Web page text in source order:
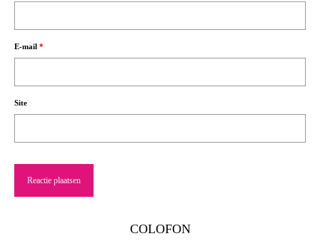
E-mail *
Site
COLOFON